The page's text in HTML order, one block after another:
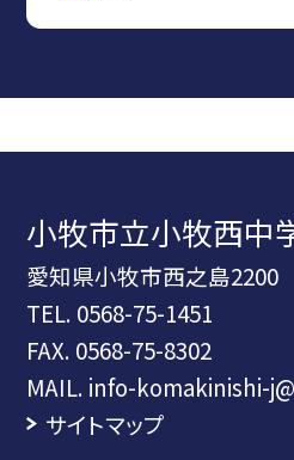
小牧市立小牧西中
愛知県小牧市西之島2200
TEL. 0568-75-1451
FAX. 0568-75-8302
MAIL. info-komakinishi-
サイトマップ